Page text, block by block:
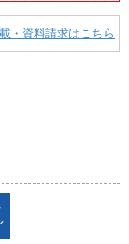
・資料請求はこちら